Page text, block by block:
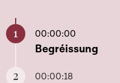
00:00:00
Aller à ce chapitre
Begréissung
00:00:18